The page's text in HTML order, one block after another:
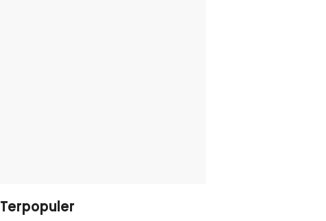
Terpopuler